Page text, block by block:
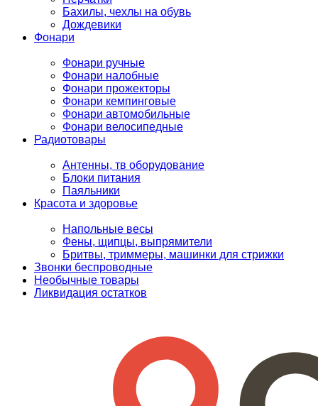
Бахилы, чехлы на обувь
Дождевики
Фонари
Фонари ручные
Фонари налобные
Фонари прожекторы
Фонари кемпинговые
Фонари автомобильные
Фонари велосипедные
Радиотовары
Антенны, тв оборудование
Блоки питания
Паяльники
Красота и здоровье
Напольные весы
Фены, щипцы, выпрямители
Бритвы, триммеры, машинки для стрижки
Звонки беспроводные
Необычные товары
Ликвидация остатков